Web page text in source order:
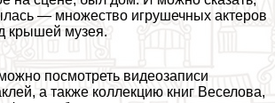
— множество игрушечных актеров
крышей музея.
посмотреть видеозаписи
а также коллекцию книг Веселова,